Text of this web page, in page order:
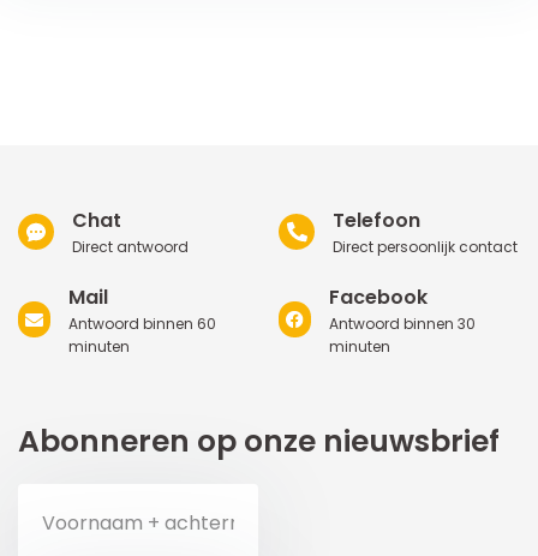
Chat
Direct antwoord
Telefoon
Direct persoonlijk contact
Mail
Antwoord binnen 60
minuten
Facebook
Antwoord binnen 30
minuten
Abonneren op onze nieuwsbrief